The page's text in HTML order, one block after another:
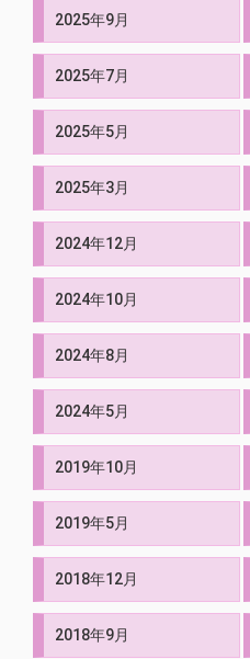
2025年9月
2025年7月
2025年5月
2025年3月
2024年12月
2024年10月
2024年8月
2024年5月
2019年10月
2019年5月
2018年12月
2018年9月